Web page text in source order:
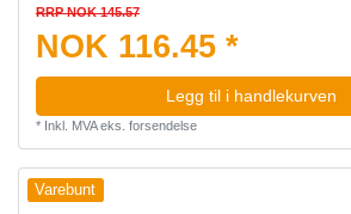
RRP NOK 145.57
NOK 116.45 *
Legg til i handlekurven
* Inkl. MVAeks. forsendelse
Varebunt